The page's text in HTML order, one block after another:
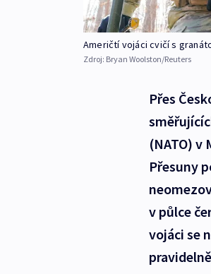
Američtí vojáci cvičí s
Zdroj: Bryan Woolston/Reuters
Přes
(NATO) v
Přesuny
v půlce
vojáci se